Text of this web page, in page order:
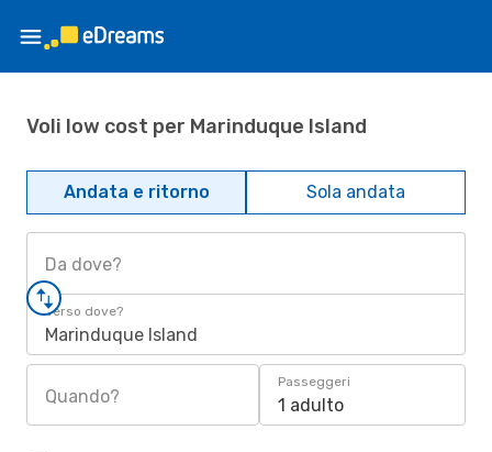
Voli low cost per Marinduque Island
Andata e ritorno Sola andata
Da dove?
Verso dove?
Marinduque Island
Quando?
Passeggeri
1 adulto